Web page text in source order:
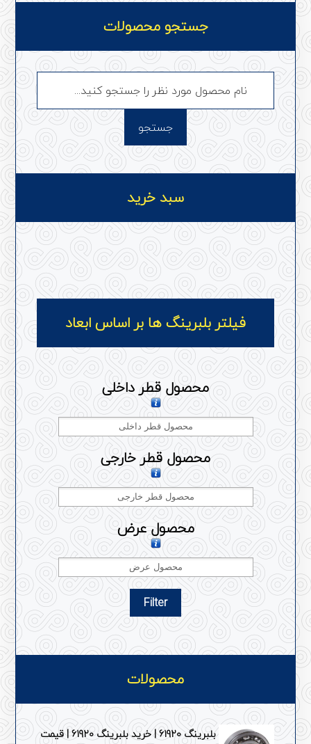
جستجو محصولات
سبد خرید
فیلتر بلبرینگ ها بر اساس ابعاد
محصول قطر داخلی
محصول قطر خارجی
محصول عرض
Filter
محصولات
بلبرینگ 61920 | خرید بلبرینگ 61920 | قیمت